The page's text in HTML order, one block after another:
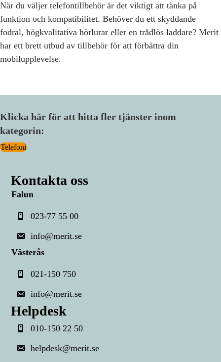
När du väljer telefontillbehör är det viktigt att tänka på
funktion och kompatibilitet. Behöver du ett skyddande
fodral, högkvalitativa hörlurar eller en trådlös laddare? Merit
har ett brett utbud av tillbehör för att förbättra din
mobilupplevelse.
Klicka här för att hitta fler tjänster inom
kategorin:
Telefoni
Kontakta oss
Falun
023-77 55 00
info@merit.se
Västerås
021-150 750
info@merit.se
Helpdesk
010-150 22 50
helpdesk@merit.se